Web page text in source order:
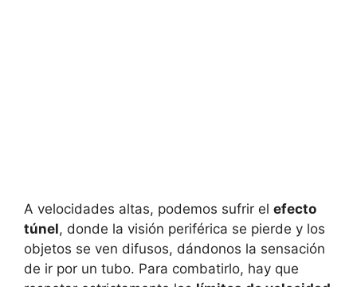
A velocidades altas, podemos sufrir el efecto
túnel, donde la visión periférica se pierde y los
objetos se ven difusos, dándonos la sensación
de ir por un tubo. Para combatirlo, hay que